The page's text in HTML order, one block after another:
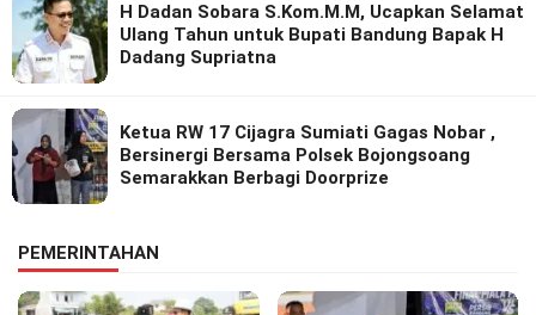
H Dadan Sobara S.Kom.M.M, Ucapkan Selamat
Ulang Tahun untuk Bupati Bandung Bapak H
Dadang Supriatna
Ketua RW 17 Cijagra Sumiati Gagas Nobar ,
Bersinergi Bersama Polsek Bojongsoang
Semarakkan Berbagi Doorprize
PEMERINTAHAN